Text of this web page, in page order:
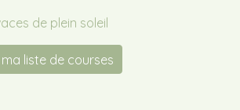
de plein soleil
liste de courses